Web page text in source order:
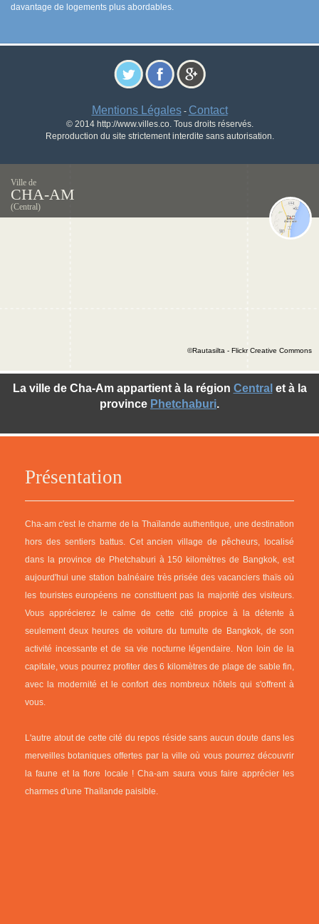
davantage de logements plus abordables.
Mentions Légales- Contact
© 2014 http://www.villes.co. Tous droits réservés.
Reproduction du site strictement interdite sans autorisation.
Ville de
CHA-AM
(Central)
Présentation
Cha-am c'est le charme de la Thaïlande authentique, une destination
hors des sentiers battus. Cet ancien village de pêcheurs, localisé
dans la province de Phetchaburi à 150 kilomètres de Bangkok, est
aujourd'hui une station balnéaire très prisée des vacanciers thaïs où
les touristes européens ne constituent pas la majorité des visiteurs.
Vous apprécierez le calme de cette cité propice à la détente à
seulement deux heures de voiture du tumulte de Bangkok, de son
activité incessante et de sa vie nocturne légendaire. Non loin de la
capitale, vous pourrez profiter des 6 kilomètres de plage de sable fin,
avec la modernité et le confort des nombreux hôtels qui s'offrent à
vous.
L'autre atout de cette cité du repos réside sans aucun doute dans les
merveilles botaniques offertes par la ville où vous pourrez découvrir
la faune et la flore locale ! Cha-am saura vous faire apprécier les
charmes d'une Thaïlande paisible.
La ville de Cha-Am appartient à la région Central et à la
province Phetchaburi.
©Rautasilta - Flickr Creative Commons